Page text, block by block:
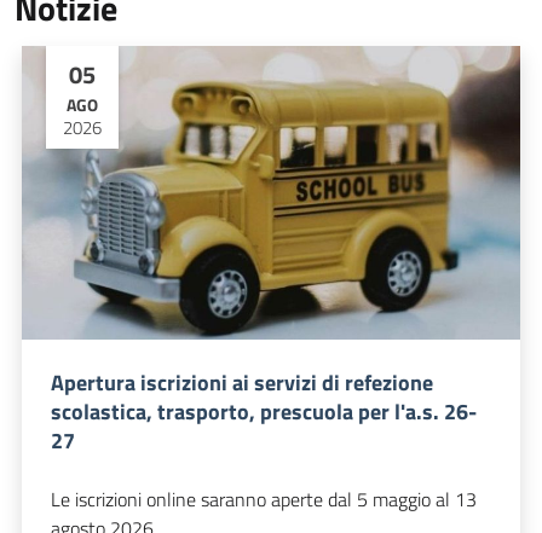
05
AGO
2026
Apertura iscrizioni ai servizi di refezione
scolastica, trasporto, prescuola per l'a.s. 26-
27
Le iscrizioni online saranno aperte dal 5 maggio al 13